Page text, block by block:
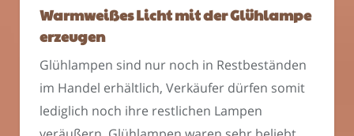
Warmweißes Licht mit der Glühlampe
erzeugen
Glühlampen sind nur noch in Restbeständen
im Handel erhältlich, Verkäufer dürfen somit
lediglich noch ihre restlichen Lampen